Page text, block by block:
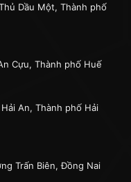
Dầu Một, Thành phố
Cựu, Thành phố Huế
An, Thành phố Hải
Trấn Biên, Đồng Nai